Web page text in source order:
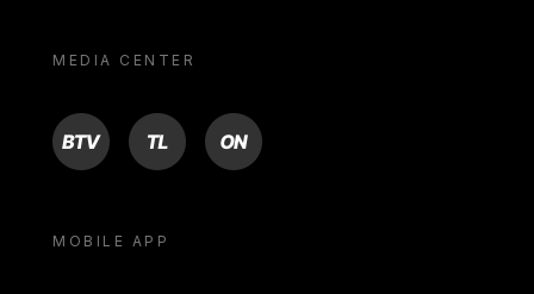
MEDIA CENTER
BTV TL ON
MOBILE APP